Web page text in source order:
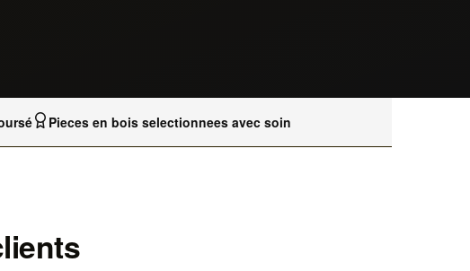
Pieces en bois selectionnees avec soin